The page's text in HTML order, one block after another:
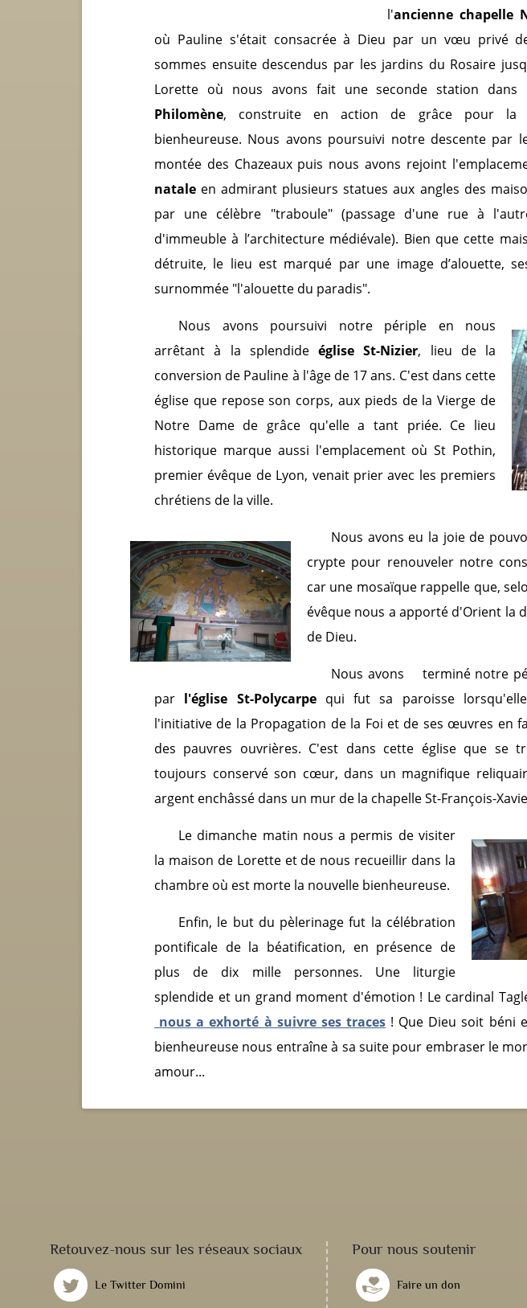
l'ancienne chapelle
où Pauline s'était consacrée à Dieu par un vœu privé
sommes ensuite descendus par les jardins du Rosaire
Lorette où nous avons fait une seconde station
Philomène, construite en action de grâce pour la
bienheureuse. Nous avons poursuivi notre descente par
montée des Chazeaux puis nous avons rejoint
natale en admirant plusieurs statues aux angles des
par une célèbre "traboule" (passage d'une rue à
d'immeuble à l’architecture médiévale). Bien que cette
détruite, le lieu est marqué par une image d’alouette,
surnommée "l'alouette du paradis".
Nous avons poursuivi notre périple en nous
arrêtant à la splendide église St-Nizier, lieu de la
conversion de Pauline à l'âge de 17 ans. C'est dans cette
église que repose son corps, aux pieds de la Vierge de
Notre Dame de grâce qu'elle a tant priée. Ce lieu
historique marque aussi l'emplacement où St Pothin,
premier évêque de Lyon, venait prier avec les premiers
chrétiens de la ville.
Nous avons eu la joie de
crypte pour renouveler notre
car une mosaïque rappelle que,
évêque nous a apporté d'Orient la
de Dieu.
Nous avons
terminé notre
par l'église St-Polycarpequi fut sa paroisse
l'initiative de la Propagation de la Foi et de ses œuvres en
des pauvres ouvrières. C'est dans cette église que se
toujours conservé son cœur, dans un magnifique
argent enchâssé dans un mur de la chapelle St-François-
Le dimanche matin nous a permis de visiter
la maison de Lorette et de nous recueillir dans la
chambre où est morte la nouvelle bienheureuse.
Enfin, le but du pèlerinage fut la célébration
pontificale de la béatification, en présence de
plus de dix mille personnes. Une liturgie
splendide et un grand moment d'émotion ! Le cardinal
nous a exhorté à suivre ses traces! Que Dieu soit béni
bienheureuse nous entraîne à sa suite pour embraser le
amour...
Retouvez-nous sur les réseaux sociaux
Le Twitter Domini
Pour nous soutenir
Faire un don